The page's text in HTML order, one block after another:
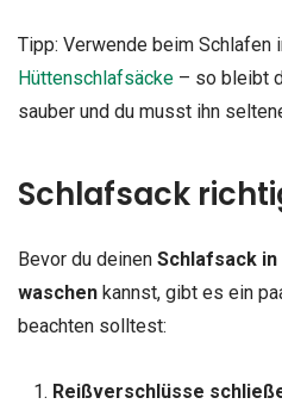
Tipp: Verwende beim Schlafen
Hüttenschlafsäcke – so bleibt
sauber und du musst ihn
Schlafsack
Bevor du deinen Schlafsack in
waschen kannst, gibt es ein
beachten solltest:
Reißverschlüsse